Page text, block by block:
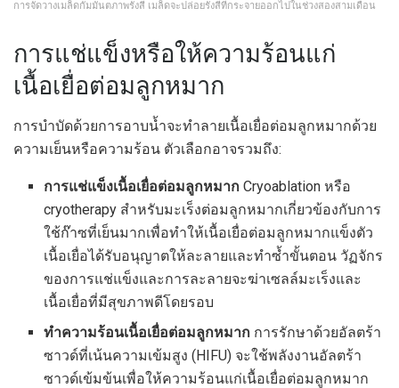
การจัดวางเมล็ดกัมมันตภาพรังสี เมล็ดจะปล่อยรังสีที่กระจายออกไปในช่วงสองสามเดือน
การแช่แข็งหรือให้ความร้อนแก่
เนื้อเยื่อต่อมลูกหมาก
การบำบัดด้วยการอาบน้ำจะทำลายเนื้อเยื่อต่อมลูกหมากด้วย
ความเย็นหรือความร้อน ตัวเลือกอาจรวมถึง:
การแช่แข็งเนื้อเยื่อต่อมลูกหมาก Cryoablation หรือ
cryotherapy สำหรับมะเร็งต่อมลูกหมากเกี่ยวข้องกับการ
ใช้ก๊าซที่เย็นมากเพื่อทำให้เนื้อเยื่อต่อมลูกหมากแข็งตัว
เนื้อเยื่อได้รับอนุญาตให้ละลายและทำซ้ำขั้นตอน วัฏจักร
ของการแช่แข็งและการละลายจะฆ่าเซลล์มะเร็งและ
เนื้อเยื่อที่มีสุขภาพดีโดยรอบ
ทำความร้อนเนื้อเยื่อต่อมลูกหมาก การรักษาด้วยอัลตร้า
ซาวด์ที่เน้นความเข้มสูง (HIFU) จะใช้พลังงานอัลตร้า
ซาวด์เข้มข้นเพื่อให้ความร้อนแก่เนื้อเยื่อต่อมลูกหมาก